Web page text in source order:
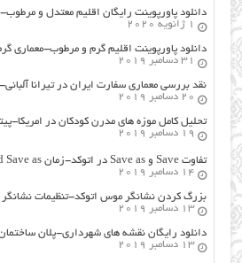
دانلود پاورپوینت رایگان اقلیم معتدل و
1 ژانویه 2020
دانلود پاورپوینت اقلیم گرم و مرطوب-معماری
31 دسامبر 2019
نقد بررسی معماری سفارت ایران در تیرانا
20 دسامبر 2019
تحلیل کامل موزه های مدرن کودکان در امریکا-
19 دسامبر 2019
تفاوت Save و Save as در اتوکد-زمان autocad Save as
14 دسامبر 2019
بزرگ کردن نشانگر موس اتوکد-تنظیمات
13 دسامبر 2019
دانلود رایگان نقشه های شهرداری-پلان
13 دسامبر 2019